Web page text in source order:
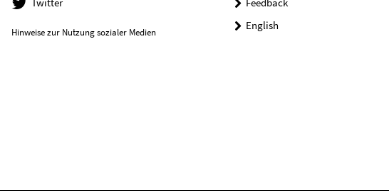
Hinweise zur Nutzung sozialer Medien
English